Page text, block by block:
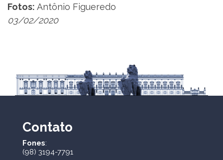
Fotos: Antônio Figueredo
03/02/2020
Contato
Fones:
(98) 3194-7791